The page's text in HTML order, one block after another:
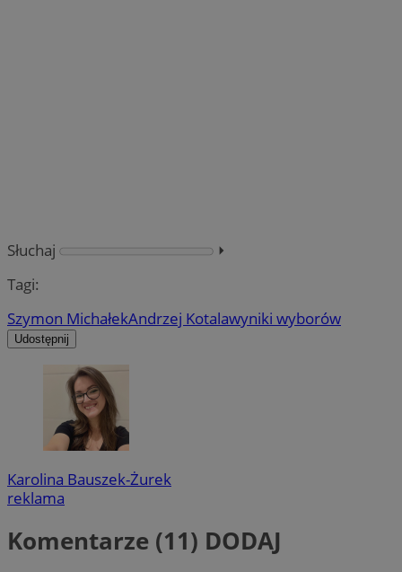
Słuchaj
⏵︎
Tagi:
Szymon MichałekAndrzej Kotalawyniki wyborów
Udostępnij
Karolina Bauszek-Żurek
reklama
Komentarze (11) DODAJ